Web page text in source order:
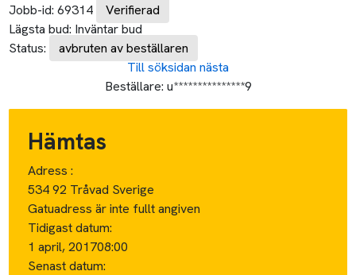
Jobb-id: 69314
Verifierad
Lägsta bud: Inväntar bud
Status:
avbruten av beställaren
Till söksidan nästa
Beställare: u***************9
Hämtas
Adress :
534 92 Tråvad Sverige
Gatuadress är inte fullt angiven
Tidigast datum:
1 april, 201708:00
Senast datum: